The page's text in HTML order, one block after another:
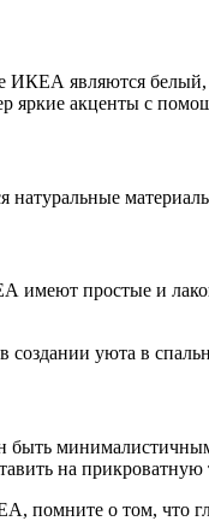
являются белый,
яркие акценты с
имеют простые и
создании уюта в
на
помните о том, что